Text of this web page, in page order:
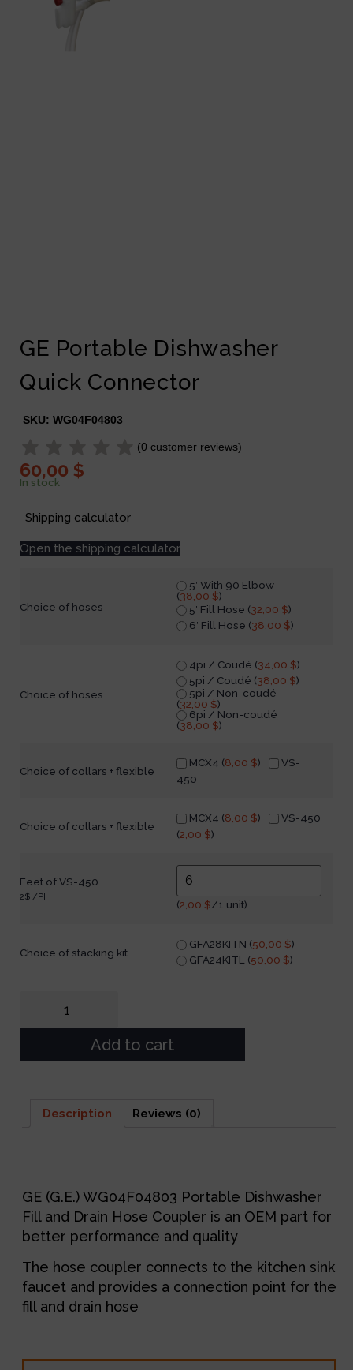
GE Portable Dishwasher
Quick Connector
SKU: WG04F04803
(0 customer reviews)
60,00 $
In stock
Shipping calculator
Open the shipping calculator
Choice of hoses
5′ With 90 Elbow
(38,00 $)
5′ Fill Hose (32,00 $)
6′ Fill Hose (38,00 $)
Choice of hoses
4pi / Coudé (34,00 $)
5pi / Coudé (38,00 $)
5pi / Non-coudé
(32,00 $)
6pi / Non-coudé
(38,00 $)
Choice of collars + flexible
MCX4 (8,00 $)
VS-
450
Choice of collars + flexible
MCX4 (8,00 $)
VS-450
(2,00 $)
Feet of VS-450
2$ /PI
(2,00 $/1 unit)
Choice of stacking kit
GFA28KITN (50,00 $)
GFA24KITL (50,00 $)
Add to cart
Description Reviews (0)
GE (G.E.) WG04F04803 Portable Dishwasher
Fill and Drain Hose Coupler is an OEM part for
better performance and quality
The hose coupler connects to the kitchen sink
faucet and provides a connection point for the
fill and drain hose